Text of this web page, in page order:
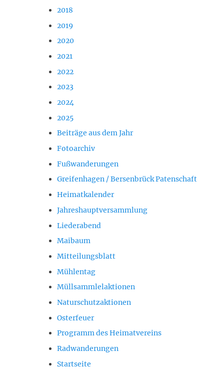
2018
2019
2020
2021
2022
2023
2024
2025
Beiträge aus dem Jahr
Fotoarchiv
Fußwanderungen
Greifenhagen / Bersenbrück Patenschaft
Heimatkalender
Jahreshauptversammlung
Liederabend
Maibaum
Mitteilungsblatt
Mühlentag
Müllsammlelaktionen
Naturschutzaktionen
Osterfeuer
Programm des Heimatvereins
Radwanderungen
Startseite